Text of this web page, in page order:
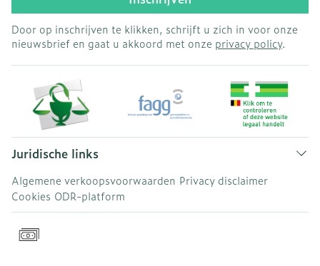
Door op inschrijven te klikken, schrijft u zich in voor onze
nieuwsbrief en gaat u akkoord met onze privacy policy.
Juridische links
Algemene verkoopsvoorwaarden Privacy disclaimer
Cookies ODR-platform